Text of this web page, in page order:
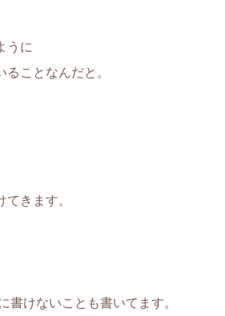
うに
ことなんだと。
きます。
書けないことも書いてます。